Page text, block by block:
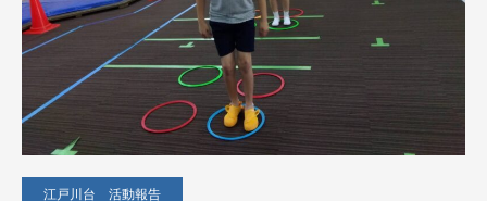
江戸川台 活動報告